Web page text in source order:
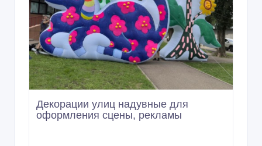
Декорации улиц надувные для
оформления сцены, рекламы